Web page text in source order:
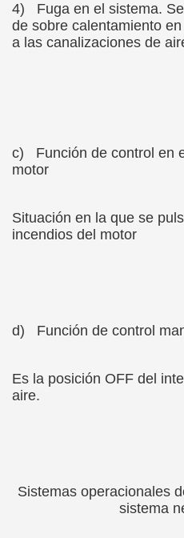
4)
Fuga en el sistema.
de sobre calentamiento
a las canalizaciones de
c)
Función de control en
motor
Situación en la que se
incendios del motor
d) Función de control
Es la posición OFF del
aire.
Sistemas operacionales
sistema